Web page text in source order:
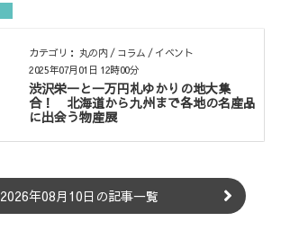
カテゴリ： 丸の内 / コラム / イベント
渋沢栄一と一万円札ゆかりの地大集
合！ 北海道から九州まで各地の名産品
に出会う物産展
2025年07月01日 12時00分
2026年08月10日の記事一覧